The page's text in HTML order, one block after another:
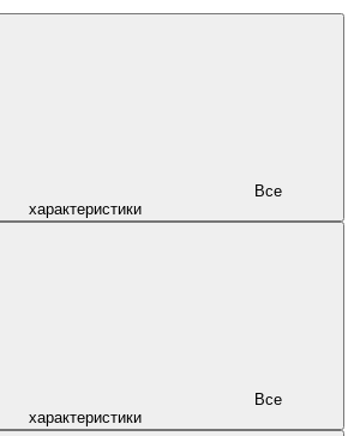
характеристики
характеристики